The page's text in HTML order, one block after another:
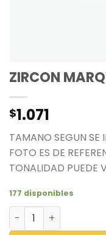
ZIRCON
$1.071
TAMANO SEGUN SE
FOTO ES DE
TONALIDAD PUEDE
177 disponibles
ZIRCON MARQUIZ